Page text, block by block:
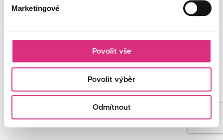
Marketingové
Povolit vše
Povolit výběr
Odmítnout